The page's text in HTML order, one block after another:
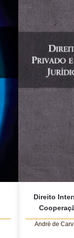
Direito
André de